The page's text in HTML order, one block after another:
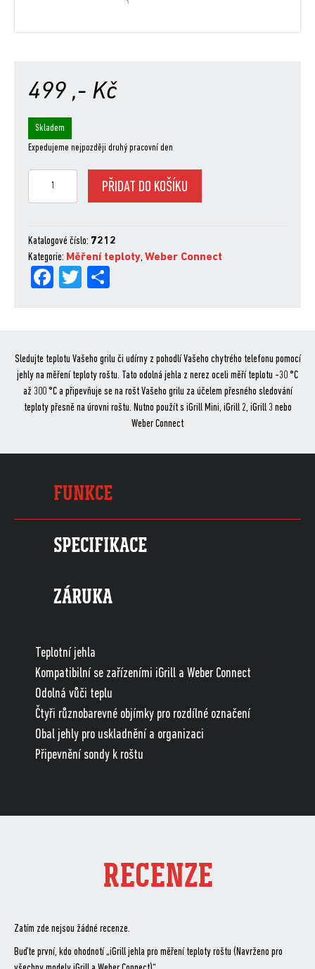
499 ,- Kč
Skladem
Expedujeme nejpozději druhý pracovní den
teploty
roštu
(Navrženo
pro
a
Weber
Connect)
množství
PŘIDAT DO KOŠÍKU
Katalogové číslo: 7212
Kategorie: Měření teploty, Weber Connect
Fa
Tw
Sledujte teplotu Vašeho grilu či udírny z pohodlí Vašeho chytrého telefonu pomocí
jehly na měření teploty roštu. Tato odolná jehla z nerez oceli měří teplotu -30 °C
až 300 °C a připevňuje se na rošt Vašeho grilu za účelem přesného sledování
teploty přesně na úrovni roštu. Nutno použít s iGrill Mini, iGrill 2, iGrill 3 nebo
Weber Connect
FUNKCE
SPECIFIKACE
ZÁRUKA
Teplotní jehla
Kompatibilní se zařízeními iGrill a Weber Connect
Odolná vůči teplu
Čtyři různobarevné objímky pro rozdílné označení
Obal jehly pro uskladnění a organizaci
Připevnění sondy k roštu
RECENZE
Zatím zde nejsou žádné recenze.
Buďte první, kdo ohodnotí „iGrill jehla pro měření teploty roštu (Navrženo pro